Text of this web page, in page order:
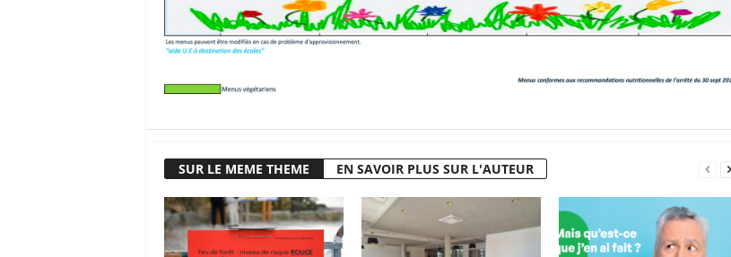
SUR LE MEME THEME EN SAVOIR PLUS SUR L'AUTEUR